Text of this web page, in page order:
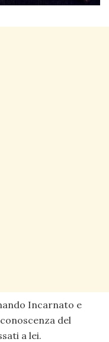
Incarnato e
del
a lei.